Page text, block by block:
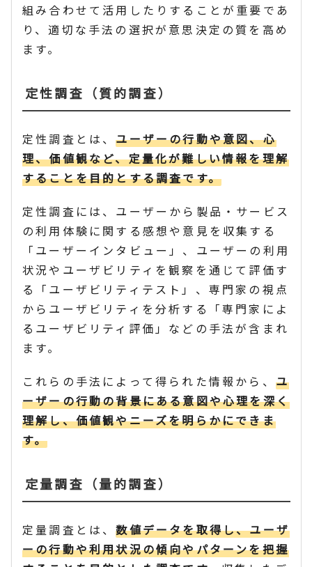
組み合わせて活用したりすることが重要であ
り、適切な手法の選択が意思決定の質を高め
ます。
定性調査（質的調査）
定性調査とは、ユーザーの行動や意図、心
理、価値観など、定量化が難しい情報を理解
することを目的とする調査です。
定性調査には、ユーザーから製品・サービス
の利用体験に関する感想や意見を収集する
「ユーザーインタビュー」、ユーザーの利用
状況やユーザビリティを観察を通じて評価す
る「ユーザビリティテスト」、専門家の視点
からユーザビリティを分析する「専門家によ
るユーザビリティ評価」などの手法が含まれ
ます。
これらの手法によって得られた情報から、 ユ
ーザーの行動の背景にある意図や心理を深く
理解し、価値観やニーズを明らかにできま
す。
定量調査（量的調査）
定量調査とは、数値データを取得し、ユーザ
ーの行動や利用状況の傾向やパターンを把握